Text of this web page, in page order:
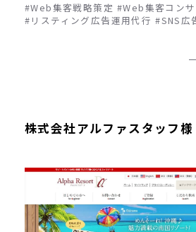
#Web集客戦略策定 #Web集客コン
#リスティング広告運用代行 #SNS広
株式会社アルファスタッフ様